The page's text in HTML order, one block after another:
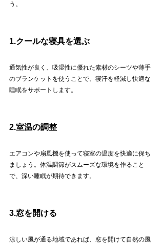
う。
1.クールな寝具を選ぶ
通気性が良く、吸湿性に優れた素材のシーツや薄手
のブランケットを使うことで、寝汗を軽減し快適な
睡眠をサポートします。
2.室温の調整
エアコンや扇風機を使って寝室の温度を快適に保ち
ましょう。体温調節がスムーズな環境を作ること
で、深い睡眠が期待できます。
3.窓を開ける
涼しい風が通る地域であれば、窓を開けて自然の風